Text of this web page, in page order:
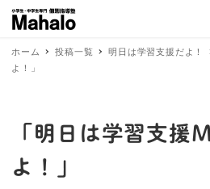
ホーム 投稿一覧 明日は学習支援だよ！
よ！」
「明日は学習支援
よ！」